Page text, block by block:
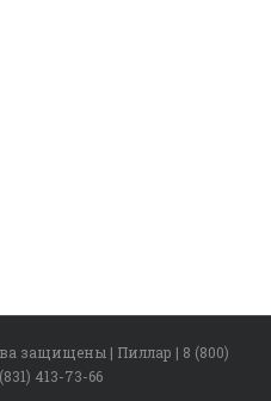
защищены | Пиллар | 8 (800)
413-73-66